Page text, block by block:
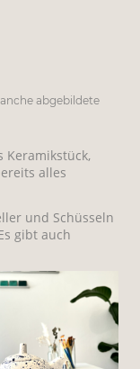
abgebildete
Keramikstück,
alles
und Schüsseln
gibt auch